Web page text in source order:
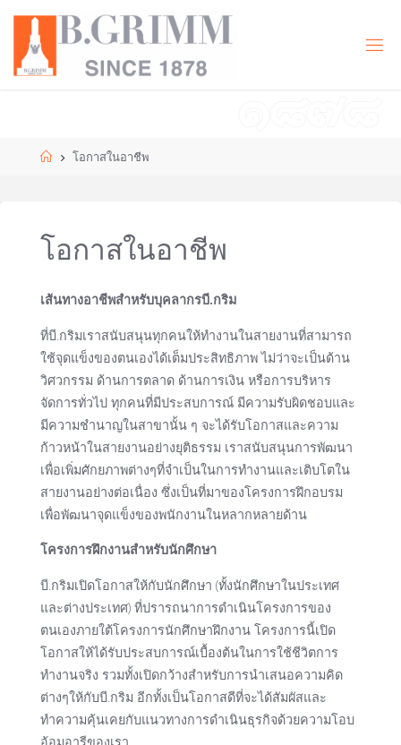
content
Homeโอกาสในอาชีพ
โอกาสในอาชีพ
เส้นทางอาชีพสำหรับบุคลากรบี.กริม
ที่บี.กริมเราสนับสนุนทุกคนให้ทำงานในสายงานที่สามารถ
ใช้จุดแข็งของตนเองได้เต็มประสิทธิภาพ ไม่ว่าจะเป็นด้าน
วิศวกรรม ด้านการตลาด ด้านการเงิน หรือการบริหาร
จัดการทั่วไป ทุกคนที่มีประสบการณ์ มีความรับผิดชอบและ
มีความชำนาญในสาขานั้น ๆ จะได้รับโอกาสและความ
ก้าวหน้าในสายงานอย่างยุติธรรม เราสนับสนุนการพัฒนา
เพื่อเพิ่มศักยภาพต่างๆที่จำเป็นในการทำงานและเติบโตใน
สายงานอย่างต่อเนื่อง ซึ่งเป็นที่มาของโครงการฝึกอบรม
เพื่อพัฒนาจุดแข็งของพนักงานในหลากหลายด้าน
โครงการฝึกงานสำหรับนักศึกษา
บี.กริมเปิดโอกาสให้กับนักศึกษา (ทั้งนักศึกษาในประเทศ
และต่างประเทศ) ที่ปรารถนาการดำเนินโครงการของ
ตนเองภายใต้โครงการนักศึกษาฝึกงาน โครงการนี้เปิด
โอกาสให้ได้รับประสบการณ์เบื้องต้นในการใช้ชีวิตการ
ทำงานจริง รวมทั้งเปิดกว้างสำหรับการนำเสนอความคิด
ต่างๆให้กับบี.กริม อีกทั้งเป็นโอกาสดีที่จะได้สัมผัสและ
ทำความคุ้นเคยกับแนวทางการดำเนินธุรกิจด้วยความโอบ
อ้อมอารีของเรา